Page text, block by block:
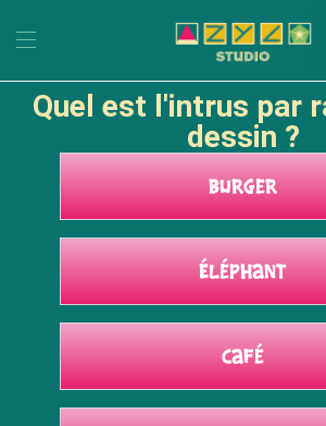
Quel est l'intrus par
dessin ?
Burger
Éléphant
Café